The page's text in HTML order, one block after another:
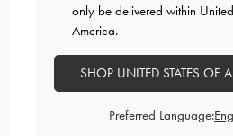
ตล์ลุคด้วย
only be delivered within
America.
SHOP UNITED STATES OF
Preferred Language: